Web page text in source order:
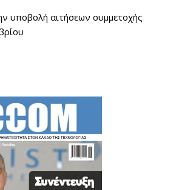
υποβολή αιτήσεων συμμετοχής